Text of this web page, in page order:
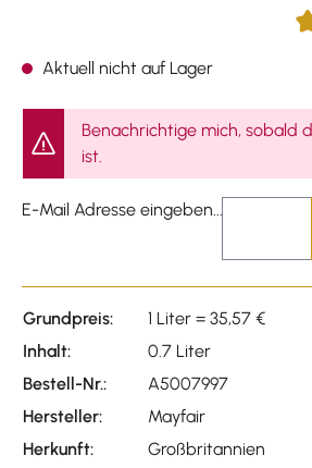
Aktuell nicht auf Lager
Benachrichtige mich, sobald
ist.
E-Mail Adresse eingeben...
Grundpreis:
1 Liter = 35,57 €
Inhalt:
0.7 Liter
Bestell-Nr.:
A5007997
Hersteller:
Mayfair
Herkunft:
Großbritannien